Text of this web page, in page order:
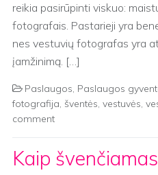
reikia pasirūpinti viskuo:
fotografais. Pastarieji yra
nes vestuvių fotografas yra
įamžinimą. […]
Paslaugos, Paslaugos
fotografija, šventės, vestuvės,
comment
Kaip